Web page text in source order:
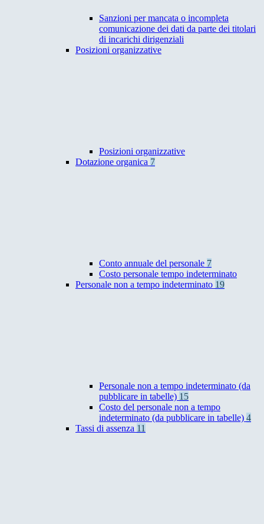
Sanzioni per mancata o incompleta
comunicazione dei dati da parte dei titolari
di incarichi dirigenziali
Posizioni organizzative
Posizioni organizzative
Dotazione organica 7
Conto annuale del personale 7
Costo personale tempo indeterminato
Personale non a tempo indeterminato 19
Personale non a tempo indeterminato (da
pubblicare in tabelle) 15
Costo del personale non a tempo
indeterminato (da pubblicare in tabelle) 4
Tassi di assenza 11